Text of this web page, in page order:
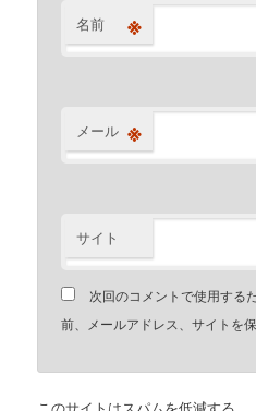
名前 ※
メール ※
サイト
次回のコメントで使用する
前、メールアドレス、サイトを保